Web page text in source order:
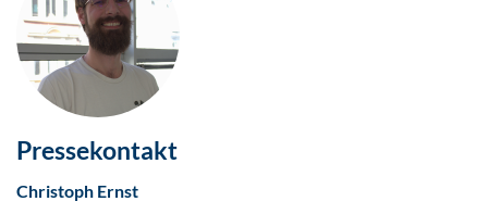
Pressekontakt
Christoph Ernst